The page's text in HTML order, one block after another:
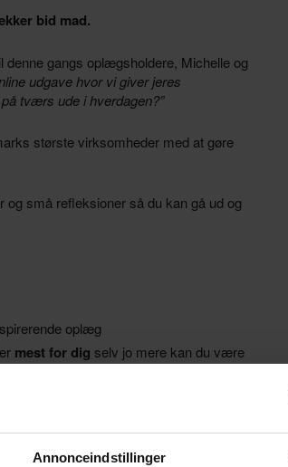
Annonceindstillinger
bid mad.
gangs oplægsholdere, Michelle og
udgave hvor vi giver jeres
tværs ude i hverdagen?”
største virksomheder med at gøre
små refleksioner så du kan gå ud og
oplæg
mest for dig selv jo mere kan du være